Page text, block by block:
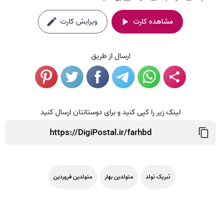
مشاهده کارت ویرایش کارت
ارسال از طریق
لینک زیر را کپی کنید و برای دوستانتان ارسال کنید
تبریک تولد متولدین بهار متولدین فروردین